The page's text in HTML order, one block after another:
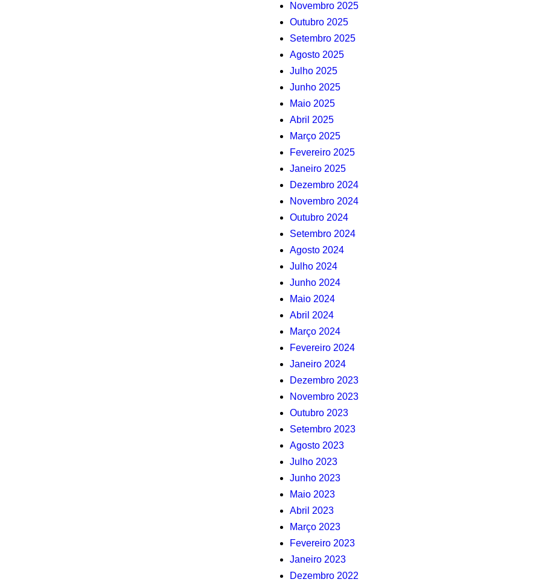
Novembro 2025
Outubro 2025
Setembro 2025
Agosto 2025
Julho 2025
Junho 2025
Maio 2025
Abril 2025
Março 2025
Fevereiro 2025
Janeiro 2025
Dezembro 2024
Novembro 2024
Outubro 2024
Setembro 2024
Agosto 2024
Julho 2024
Junho 2024
Maio 2024
Abril 2024
Março 2024
Fevereiro 2024
Janeiro 2024
Dezembro 2023
Novembro 2023
Outubro 2023
Setembro 2023
Agosto 2023
Julho 2023
Junho 2023
Maio 2023
Abril 2023
Março 2023
Fevereiro 2023
Janeiro 2023
Dezembro 2022